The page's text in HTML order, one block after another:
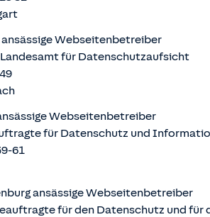
ansässige Webseitenbetreiber
für Datenschutzaufsicht
Webseitenbetreiber
für Datenschutz und
61
ansässige Webseitenbetreiber
für den Datenschutz und für